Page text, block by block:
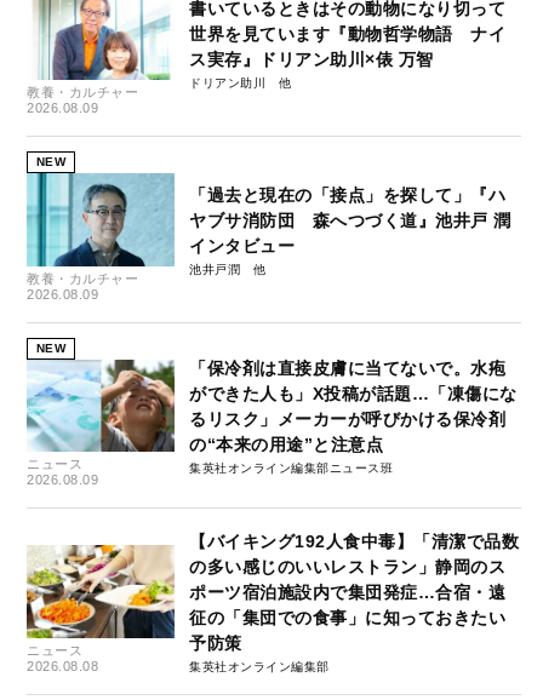
教養・カルチャー
2026.08.09
書いているときはその動物になり切って
世界を見ています『動物哲学物語 ナイ
ス実存』ドリアン助川×俵 万智
ドリアン助川
NEW
教養・カルチャー
2026.08.09
「過去と現在の「接点」を探して」『ハ
ヤブサ消防団 森へつづく道』池井戸 潤
インタビュー
池井戸潤
NEW
ニュース
2026.08.09
「保冷剤は直接皮膚に当てないで。水疱
ができた人も」X投稿が話題…「凍傷にな
るリスク」メーカーが呼びかける保冷剤
の“本来の用途”と注意点
集英社オンライン編集部ニュース班
ニュース
2026.08.08
【バイキング192人食中毒】「清潔で品数
の多い感じのいいレストラン」静岡のス
ポーツ宿泊施設内で集団発症…合宿・遠
征の「集団での食事」に知っておきたい
予防策
集英社オンライン編集部